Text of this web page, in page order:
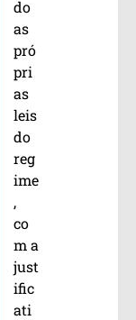
do
as
pró
pri
as
leis
do
reg
ime
,
co
m a
just
ific
ati